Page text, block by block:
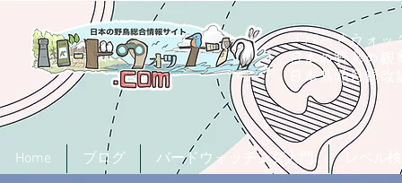
「バードウォッ
日本の野鳥の観
日本鳥類目録
Home ブログ バードウォッチング入門